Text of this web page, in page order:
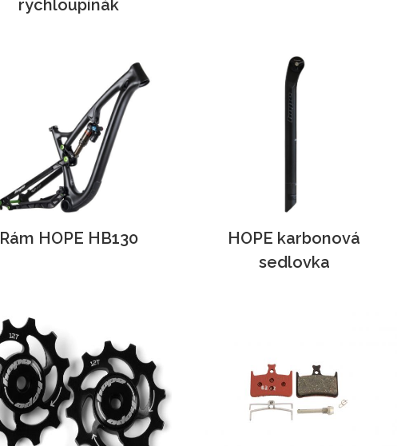
rychloupínák
Rám HOPE HB130
HOPE karbonová
sedlovka